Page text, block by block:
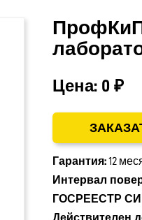
Цена: 0 ₽
Гарантия:12
Интервал
ГОСРЕЕСТР